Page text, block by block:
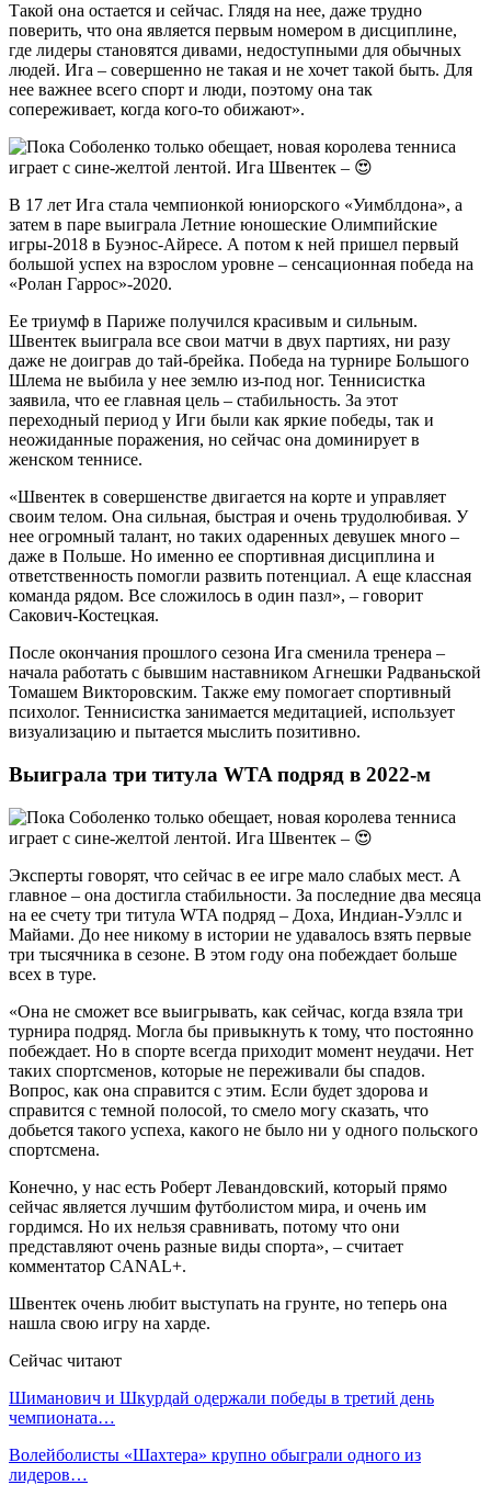
Такой она остается и сейчас. Глядя на нее, даже трудно
поверить, что она является первым номером в дисциплине,
где лидеры становятся дивами, недоступными для обычных
людей. Ига – совершенно не такая и не хочет такой быть. Для
нее важнее всего спорт и люди, поэтому она так
сопереживает, когда кого-то обижают».
В 17 лет Ига стала чемпионкой юниорского «Уимблдона», а
затем в паре выиграла Летние юношеские Олимпийские
игры-2018 в Буэнос-Айресе. А потом к ней пришел первый
большой успех на взрослом уровне – сенсационная победа на
«Ролан Гаррос»-2020.
Ее триумф в Париже получился красивым и сильным.
Швентек выиграла все свои матчи в двух партиях, ни разу
даже не доиграв до тай-брейка. Победа на турнире Большого
Шлема не выбила у нее землю из-под ног. Теннисистка
заявила, что ее главная цель – стабильность. За этот
переходный период у Иги были как яркие победы, так и
неожиданные поражения, но сейчас она доминирует в
женском теннисе.
«Швентек в совершенстве двигается на корте и управляет
своим телом. Она сильная, быстрая и очень трудолюбивая. У
нее огромный талант, но таких одаренных девушек много –
даже в Польше. Но именно ее спортивная дисциплина и
ответственность помогли развить потенциал. А еще классная
команда рядом. Все сложилось в один пазл», – говорит
Сакович-Костецкая.
После окончания прошлого сезона Ига сменила тренера –
начала работать с бывшим наставником Агнешки Радваньской
Томашем Викторовским. Также ему помогает спортивный
психолог. Теннисистка занимается медитацией, использует
визуализацию и пытается мыслить позитивно.
Выиграла три титула WTA подряд в 2022-м
Эксперты говорят, что сейчас в ее игре мало слабых мест. А
главное – она достигла стабильности. За последние два месяца
на ее счету три титула WTA подряд – Доха, Индиан-Уэллс и
Майами. До нее никому в истории не удавалось взять первые
три тысячника в сезоне. В этом году она побеждает больше
всех в туре.
«Она не сможет все выигрывать, как сейчас, когда взяла три
турнира подряд. Могла бы привыкнуть к тому, что постоянно
побеждает. Но в спорте всегда приходит момент неудачи. Нет
таких спортсменов, которые не переживали бы спадов.
Вопрос, как она справится с этим. Если будет здорова и
справится с темной полосой, то смело могу сказать, что
добьется такого успеха, какого не было ни у одного польского
спортсмена.
Конечно, у нас есть Роберт Левандовский, который прямо
сейчас является лучшим футболистом мира, и очень им
гордимся. Но их нельзя сравнивать, потому что они
представляют очень разные виды спорта», – считает
комментатор CANAL+.
Швентек очень любит выступать на грунте, но теперь она
нашла свою игру на харде.
Сейчас читают
Шиманович и Шкурдай одержали победы в третий день
чемпионата…
Волейболисты «Шахтера» крупно обыграли одного из
лидеров…